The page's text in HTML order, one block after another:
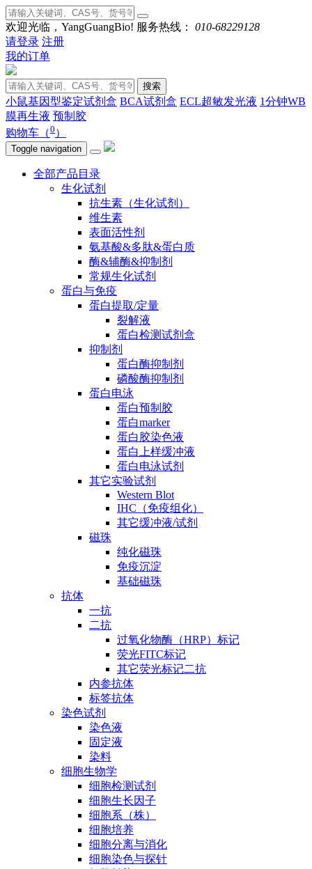
欢迎光临，YangGuangBio! 服务热线： 010-68229128
请登录 注册
我的订单
搜索
小鼠基因型鉴定试剂盒 BCA试剂盒 ECL超敏发光液 1分钟WB
膜再生液 预制胶
购物车（0 ）
Toggle navigation
全部产品目录
生化试剂
抗生素（生化试剂）
维生素
表面活性剂
氨基酸&多肽&蛋白质
酶&辅酶&抑制剂
常规生化试剂
蛋白与免疫
蛋白提取/定量
裂解液
蛋白检测试剂盒
抑制剂
蛋白酶抑制剂
磷酸酶抑制剂
蛋白电泳
蛋白预制胶
蛋白marker
蛋白胶染色液
蛋白上样缓冲液
蛋白电泳试剂
其它实验试剂
Western Blot
IHC（免疫组化）
其它缓冲液/试剂
磁珠
纯化磁珠
免疫沉淀
基础磁珠
抗体
一抗
二抗
过氧化物酶（HRP）标记
荧光FITC标记
其它荧光标记二抗
内参抗体
标签抗体
染色试剂
染色液
固定液
染料
细胞生物学
细胞检测试剂
细胞生长因子
细胞系（株）
细胞培养
细胞分离与消化
细胞染色与探针